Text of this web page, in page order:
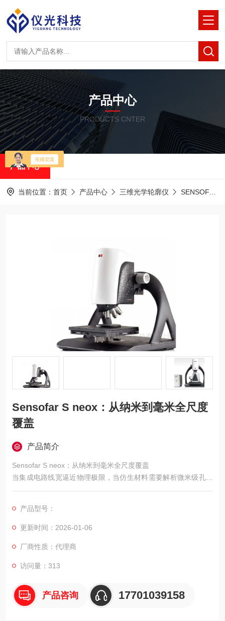
产品中心
PRODUCTS CNTER
产品中心
当前位置： 首页 产品中心 三维光学轮廓仪 SENSOFAR共聚焦白光干涉仪
Sensofar S neox：从纳米到毫米全尺度
覆盖
产品简介
Sensofar S neox：从纳米到毫米全尺度覆盖
当集成电路线宽逼近物理极限，当仿生材料需要解析微米级孔隙
结构，传统测量设备因技术单一性逐渐暴露局限。Sensofar S ne
量逻辑。
产品型号：
更新时间：2026-01-06
厂商性质：代理商
访问量：313
产品咨询 17701039158